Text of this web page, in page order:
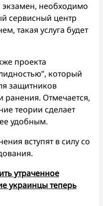
экзамен, необходимо
сервисный центр
такая услуга будет
проекта
который
защитников
Отмечается,
теории сделает
удобным.
вступят в силу со
утраченное
украинцы теперь